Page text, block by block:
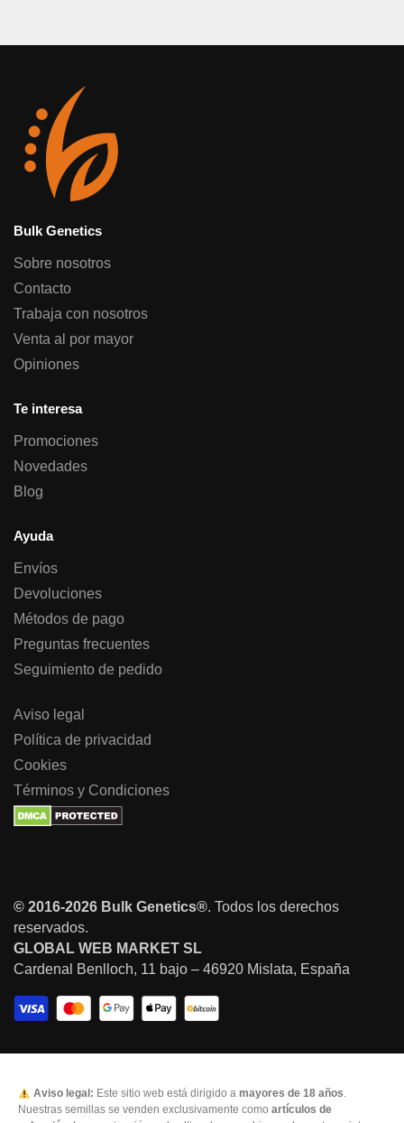
Bulk Genetics
Sobre nosotros
Contacto
Trabaja con nosotros
Venta al por mayor
Opiniones
Te interesa
Promociones
Novedades
Blog
Ayuda
Envíos
Devoluciones
Métodos de pago
Preguntas frecuentes
Seguimiento de pedido
Aviso legal
Política de privacidad
Cookies
Términos y Condiciones
© 2016-2026 Bulk Genetics®. Todos los derechos
reservados.
GLOBAL WEB MARKET SL
Cardenal Benlloch, 11 bajo – 46920 Mislata, España
Aviso legal: Este sitio web está dirigido a mayores de 18 años.
Nuestras semillas se venden exclusivamente como artículos de